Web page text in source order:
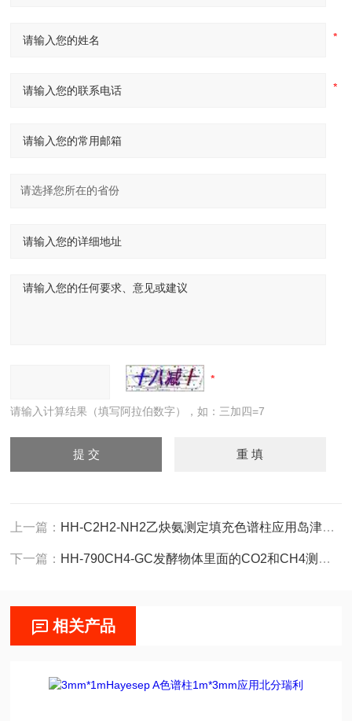
请输入计算结果（填写阿拉伯数字），如：三加四=7
上一篇： HH-C2H2-NH2乙炔氨测定填充色谱柱应用岛津2030
下一篇： HH-790CH4-GC发酵物体里面的CO2和CH4测定转化炉色谱仪
相关产品